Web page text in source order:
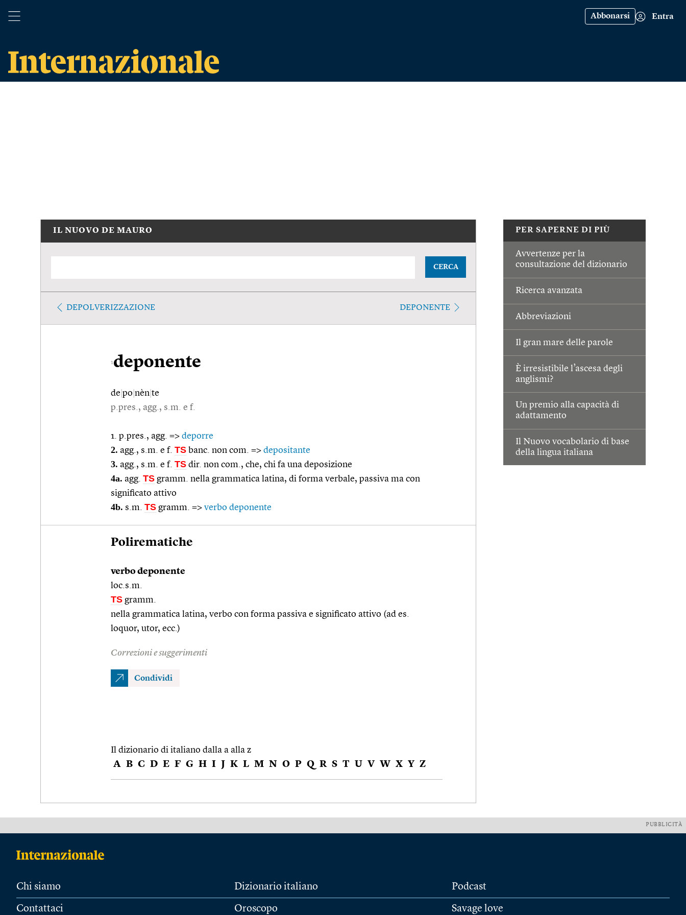
Abbonarsi Entra
PER SAPERNE DI PIÙ
Avvertenze per la
consultazione del dizionario
Ricerca avanzata
Abbreviazioni
Il gran mare delle parole
È irresistibile l’ascesa degli
anglismi?
Un premio alla capacità di
adattamento
Il Nuovo vocabolario di base
della lingua italiana
IL NUOVO DE MAURO
CERCA
DEPOLVERIZZAZIONE DEPONENTE
1deponente
de po nèn te
p.pres., agg., s.m. e f.
1. p.pres., agg. => deporre
2. agg., s.m. e f. TS banc. non com. => depositante
3. agg., s.m. e f. TS dir. non com., che, chi fa una deposizione
4a. agg. TS gramm. nella grammatica latina, di forma verbale, passiva ma con
significato attivo
4b. s.m. TS gramm. => verbo deponente
Polirematiche
verbo deponente
loc.s.m.
TS gramm.
nella grammatica latina, verbo con forma passiva e significato attivo (ad es.
loquor, utor, ecc.)
Correzioni e suggerimenti
Condividi
Il dizionario di italiano dalla a alla z
A B C D E F G H I J K L M N O P Q R S T U V W X Y Z
PUBBLICITÀ
Chi siamo
Contattaci
Dizionario italiano
Oroscopo
Podcast
Savage love